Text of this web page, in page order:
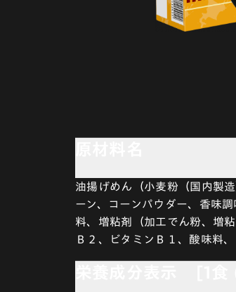
油揚げめん（小麦粉（国内製
ーン、コーンパウダー、香味
料、増粘剤（加工でん粉、増
Ｂ２、ビタミンＢ１、酸味料